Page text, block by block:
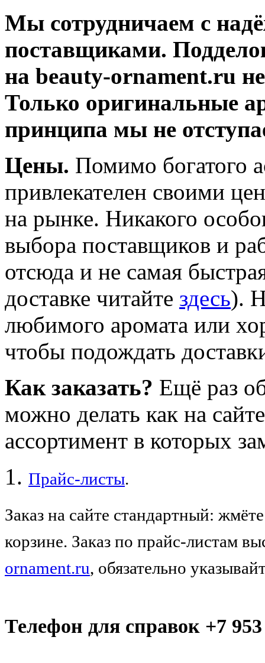
Мы сотрудничаем с
поставщиками.
на beauty-ornament.ru
Только оригинальные
принципа мы не
Цены. Помимо богатого
привлекателен своими
на рынке. Никакого
выбора поставщиков и
отсюда и не самая
доставке читайте здесь).
любимого аромата или
чтобы подождать
Как заказать? Ещё раз
можно делать как на
ассортимент в которых
Прайс-листы.
Заказ на сайте стандартный:
корзине. Заказ по прайс-листам
ornament.ru, обязательно
Телефон для справок +7 953